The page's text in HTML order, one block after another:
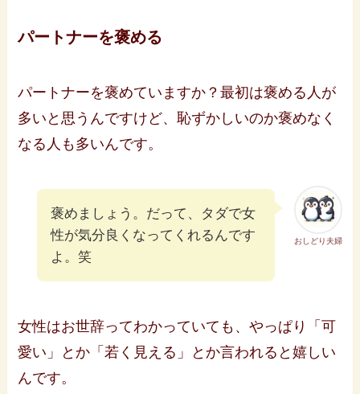
パートナーを褒める
パートナーを褒めていますか？最初は褒める人が
多いと思うんですけど、恥ずかしいのか褒めなく
なる人も多いんです。
おしどり夫婦
褒めましょう。だって、タダで女
性が気分良くなってくれるんです
よ。笑
女性はお世辞ってわかっていても、やっぱり「可
愛い」とか「若く見える」とか言われると嬉しい
んです。